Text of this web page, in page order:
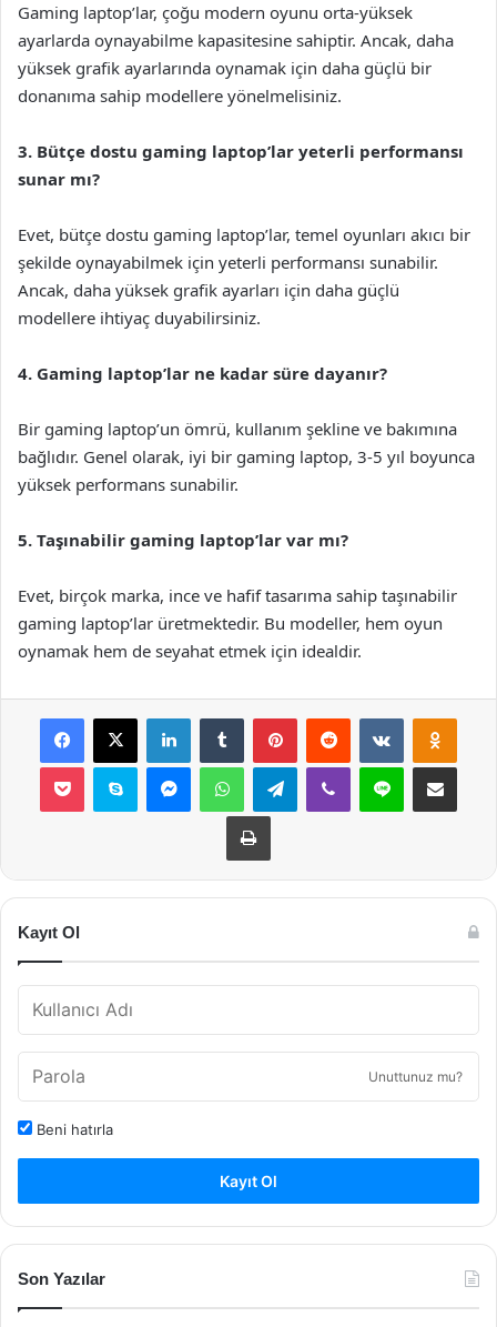
Gaming laptop’lar, çoğu modern oyunu orta-yüksek
ayarlarda oynayabilme kapasitesine sahiptir. Ancak, daha
yüksek grafik ayarlarında oynamak için daha güçlü bir
donanıma sahip modellere yönelmelisiniz.
3. Bütçe dostu gaming laptop’lar yeterli performansı
sunar mı?
Evet, bütçe dostu gaming laptop’lar, temel oyunları akıcı bir
şekilde oynayabilmek için yeterli performansı sunabilir.
Ancak, daha yüksek grafik ayarları için daha güçlü
modellere ihtiyaç duyabilirsiniz.
4. Gaming laptop’lar ne kadar süre dayanır?
Bir gaming laptop’un ömrü, kullanım şekline ve bakımına
bağlıdır. Genel olarak, iyi bir gaming laptop, 3-5 yıl boyunca
yüksek performans sunabilir.
5. Taşınabilir gaming laptop’lar var mı?
Evet, birçok marka, ince ve hafif tasarıma sahip taşınabilir
gaming laptop’lar üretmektedir. Bu modeller, hem oyun
oynamak hem de seyahat etmek için idealdir.
Facebook
X LinkedInTumblr PinterestReddit VKontakte
Pocket Skype MessengerWhatsAppTelegramViber Line E-Posta ile
Yazdır
Kayıt Ol
Unuttunuz mu?
Beni hatırla
Kayıt Ol
Son Yazılar